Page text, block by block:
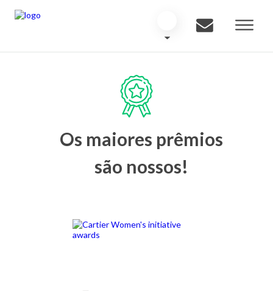
Os maiores prêmios
são nossos!